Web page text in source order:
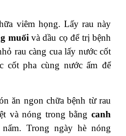
viêm họng. Lấy rau này
muốivà dầu cọ để trị bệnh
rau càng cua lấy nước cốt
cốt pha cùng nước ấm để
ăn ngon chữa bệnh từ rau
và nóng trong bằng canh
nấm. Trong ngày hè nóng